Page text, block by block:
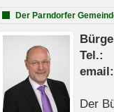
Der Parndorfer
Der